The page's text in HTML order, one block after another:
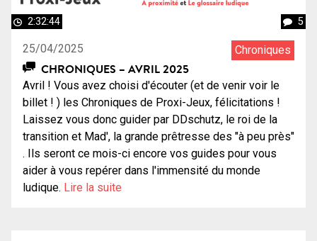
2:32:44 5
25/04/2025 Chroniques
CHRONIQUES – AVRIL 2025
Avril ! Vous avez choisi d'écouter (et de venir voir le
billet ! ) les Chroniques de Proxi-Jeux, félicitations !
Laissez vous donc guider par DDschutz, le roi de la
transition et Mad', la grande prêtresse des "à peu près"
. Ils seront ce mois-ci encore vos guides pour vous
aider à vous repérer dans l'immensité du monde
ludique. Lire la suite